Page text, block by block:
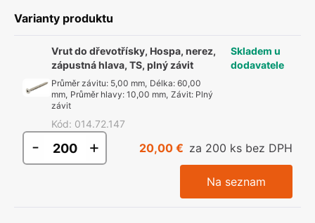
Varianty produktu
Vrut do dřevotřísky, Hospa, nerez,
zápustná hlava, TS, plný závit
Průměr závitu: 5,00 mm, Délka: 60,00
mm, Průměr hlavy: 10,00 mm, Závit: Plný
závit
Kód: 014.72.147
Skladem u
dodavatele
- + 20,00 € za 200 ks bez DPH
Na seznam